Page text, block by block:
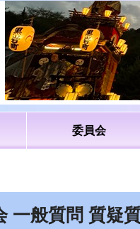
委員会
一般質問 質疑